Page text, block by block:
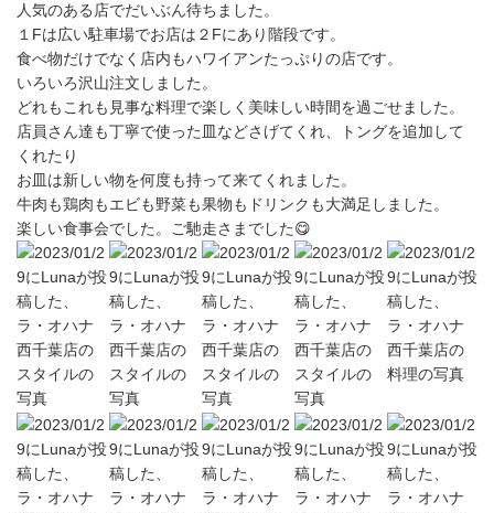
人気のある店でだいぶん待ちました。
１Fは広い駐車場でお店は２Fにあり階段です。
食べ物だけでなく店内もハワイアンたっぷりの店です。
いろいろ沢山注文しました。
どれもこれも見事な料理で楽しく美味しい時間を過ごせました。
店員さん達も丁寧で使った皿などさげてくれ、トングを追加して
くれたり
お皿は新しい物を何度も持って来てくれました。
牛肉も鶏肉もエビも野菜も果物もドリンクも大満足しました。
楽しい食事会でした。ご馳走さまでした😋